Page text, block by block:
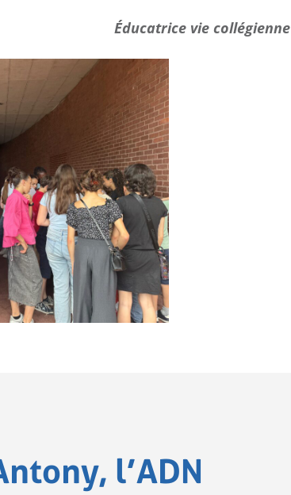
Éducatrice vie collégienne
l’ADN